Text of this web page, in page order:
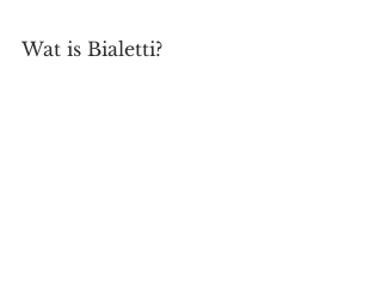
Wat is Bialetti?